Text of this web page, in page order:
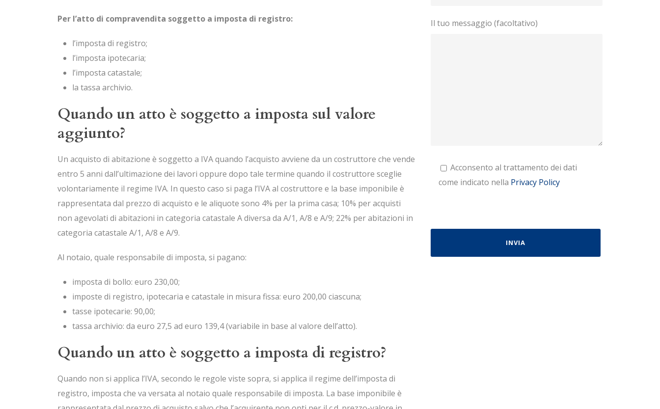
Per l’atto di compravendita soggetto a imposta di registro:
l’imposta di registro;
l’imposta ipotecaria;
l’imposta catastale;
la tassa archivio.
Quando un atto è soggetto a imposta sul valore
aggiunto?
Un acquisto di abitazione è soggetto a IVA quando l’acquisto avviene da un costruttore che vende
entro 5 anni dall’ultimazione dei lavori oppure dopo tale termine quando il costruttore sceglie
volontariamente il regime IVA. In questo caso si paga l’IVA al costruttore e la base imponibile è
rappresentata dal prezzo di acquisto e le aliquote sono 4% per la prima casa; 10% per acquisti
non agevolati di abitazioni in categoria catastale A diversa da A/1, A/8 e A/9; 22% per abitazioni in
categoria catastale A/1, A/8 e A/9.
Al notaio, quale responsabile di imposta, si pagano:
imposta di bollo: euro 230,00;
imposte di registro, ipotecaria e catastale in misura fissa: euro 200,00 ciascuna;
tasse ipotecarie: 90,00;
tassa archivio: da euro 27,5 ad euro 139,4 (variabile in base al valore dell’atto).
Quando un atto è soggetto a imposta di registro?
Quando non si applica l’IVA, secondo le regole viste sopra, si applica il regime dell’imposta di
registro, imposta che va versata al notaio quale responsabile di imposta. La base imponibile è
Il tuo messaggio (facoltativo)
Acconsento al trattamento dei dati
come indicato nella Privacy Policy